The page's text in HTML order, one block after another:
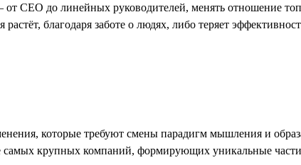
СЕО до линейных руководителей, менять отношение
благодаря заботе о людях, либо теряет
которые требуют смены парадигм мышления и
самых крупных компаний, формирующих уникальные